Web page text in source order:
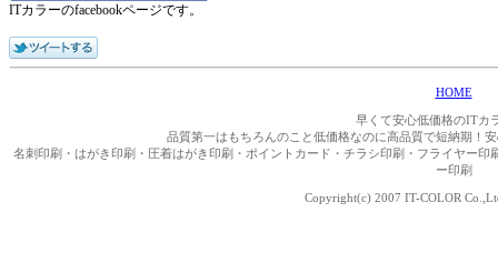
ITカラーのfacebookページです。
HOME
早くて安心低価格のITカ
品質第一はもちろんのこと低価格なのに高品質で短納期！
名刺印刷・はがき印刷・圧着はがき印刷・ポイントカード・チラシ印刷・フライヤー
ー印刷
Copyright(c) 2007 IT-COLOR